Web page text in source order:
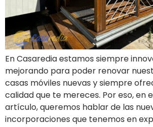
En Casaredia estamos siempre
mejorando para poder renovar
casas móviles nuevas y siempre
calidad que te mereces. Por eso, en
artículo, queremos hablar de las
incorporaciones que tenemos en